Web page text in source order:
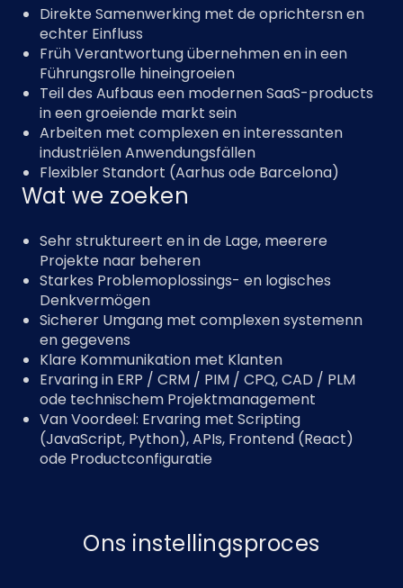
Direkte Samenwerking met de oprichtersn en
echter Einfluss
Früh Verantwortung übernehmen en in een
Führungsrolle hineingroeien
Teil des Aufbaus een modernen SaaS-products
in een groeiende markt sein
Arbeiten met complexen en interessanten
industriëlen Anwendungsfällen
Flexibler Standort (Aarhus ode Barcelona)
Wat we zoeken
Sehr struktureert en in de Lage, meerere
Projekte naar beheren
Starkes Problemoplossings- en logisches
Denkvermögen
Sicherer Umgang met complexen systemenn
en gegevens
Klare Kommunikation met Klanten
Ervaring in ERP / CRM / PIM / CPQ, CAD / PLM
ode technischem Projektmanagement
Van Voordeel: Ervaring met Scripting
(JavaScript, Python), APIs, Frontend (React)
ode Productconfiguratie
Ons instellingsproces